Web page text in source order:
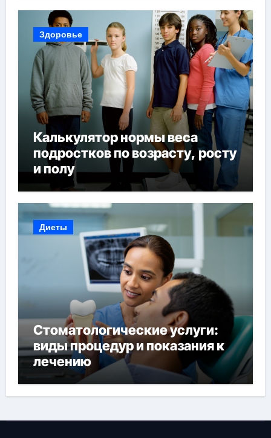
Здоровье
Калькулятор нормы веса
подростков по возрасту, росту
и полу
Диеты
Стоматологические услуги:
виды процедур и показания к
лечению